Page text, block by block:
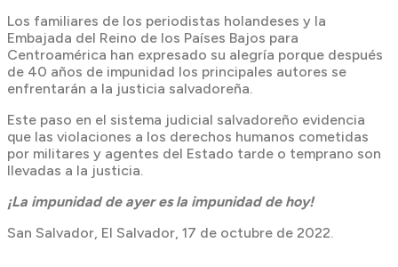
Los familiares de los periodistas holandeses y la
Embajada del Reino de los Países Bajos para
Centroamérica han expresado su alegría porque después
de 40 años de impunidad los principales autores se
enfrentarán a la justicia salvadoreña.
Este paso en el sistema judicial salvadoreño evidencia
que las violaciones a los derechos humanos cometidas
por militares y agentes del Estado tarde o temprano son
llevadas a la justicia.
¡La impunidad de ayer es la impunidad de hoy!
San Salvador, El Salvador, 17 de octubre de 2022.